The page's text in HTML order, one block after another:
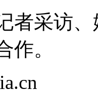
者采访
作。